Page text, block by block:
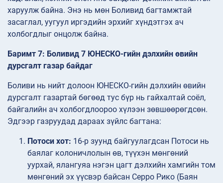
харуулж байна. Энэ нь мөн Боливид багтамжтай
засаглал, уугуул иргэдийн эрхийг хүндэтгэх ач
холбогдлыг онцолж байна.
Баримт 7: Боливид 7 ЮНЕСКО-гийн дэлхийн өвийн
дурсгалт газар байдаг
Боливи нь нийт долоон ЮНЕСКО-гийн дэлхийн өвийн
дурсгалт газартай бөгөөд тус бүр нь гайхалтай соёл,
байгалийн ач холбогдлоороо хүлээн зөвшөөрөгдсөн.
Эдгээр газруудад дараах зүйлс багтана:
Потоси хот: 16-р зуунд байгуулагдсан Потоси нь
баялаг колоничлолын өв, түүхэн мөнгөний
уурхай, ялангуяа нэгэн цагт дэлхийн хамгийн том
мөнгөний эх үүсвэр байсан Серро Рико (Баян